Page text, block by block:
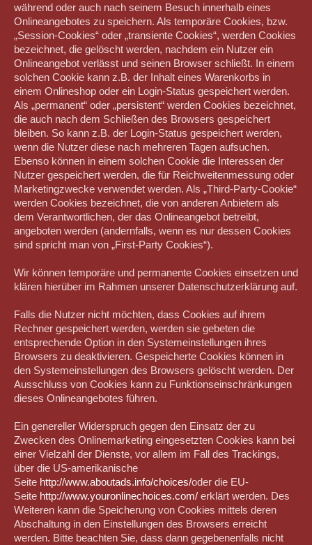
während oder auch nach seinem Besuch innerhalb eines
Onlineangebotes zu speichern. Als temporäre Cookies, bzw.
„Session-Cookies“ oder „transiente Cookies“, werden Cookies
bezeichnet, die gelöscht werden, nachdem ein Nutzer ein
Onlineangebot verlässt und seinen Browser schließt. In einem
solchen Cookie kann z.B. der Inhalt eines Warenkorbs in
einem Onlineshop oder ein Login-Status gespeichert werden.
Als „permanent“ oder „persistent“ werden Cookies bezeichnet,
die auch nach dem Schließen des Browsers gespeichert
bleiben. So kann z.B. der Login-Status gespeichert werden,
wenn die Nutzer diese nach mehreren Tagen aufsuchen.
Ebenso können in einem solchen Cookie die Interessen der
Nutzer gespeichert werden, die für Reichweitenmessung oder
Marketingzwecke verwendet werden. Als „Third-Party-Cookie“
werden Cookies bezeichnet, die von anderen Anbietern als
dem Verantwortlichen, der das Onlineangebot betreibt,
angeboten werden (andernfalls, wenn es nur dessen Cookies
sind spricht man von „First-Party Cookies“).
Wir können temporäre und permanente Cookies einsetzen und
klären hierüber im Rahmen unserer Datenschutzerklärung auf.
Falls die Nutzer nicht möchten, dass Cookies auf ihrem
Rechner gespeichert werden, werden sie gebeten die
entsprechende Option in den Systemeinstellungen ihres
Browsers zu deaktivieren. Gespeicherte Cookies können in
den Systemeinstellungen des Browsers gelöscht werden. Der
Ausschluss von Cookies kann zu Funktionseinschränkungen
dieses Onlineangebotes führen.
Ein genereller Widerspruch gegen den Einsatz der zu
Zwecken des Onlinemarketing eingesetzten Cookies kann bei
einer Vielzahl der Dienste, vor allem im Fall des Trackings,
über die US-amerikanische
Seite http://www.aboutads.info/choices/oder die EU-
Seite http://www.youronlinechoices.com/ erklärt werden. Des
Weiteren kann die Speicherung von Cookies mittels deren
Abschaltung in den Einstellungen des Browsers erreicht
werden. Bitte beachten Sie, dass dann gegebenenfalls nicht